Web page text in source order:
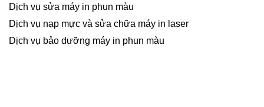
Dịch vụ sửa máy in phun màu
Dịch vụ nạp mực và sửa chữa máy in laser
Dịch vụ bảo dưỡng máy in phun màu